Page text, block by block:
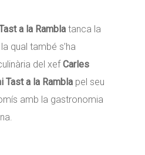
a la Rambla tanca la
la qual també s’ha
del xefCarles
Tast a la Rambla pel seu
amb la gastronomia